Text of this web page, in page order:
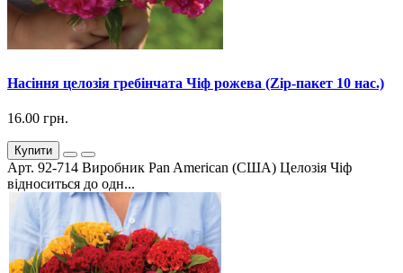
Насіння целозія гребінчата Чіф рожева (Zip-пакет 10 нас.)
16.00 грн.
Купити
Арт. 92-714 Виробник Pan American (США) Целозія Чіф
відноситься до одн...